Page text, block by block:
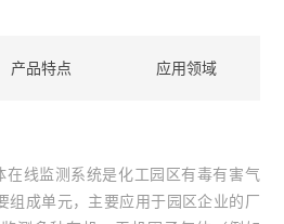
产品特点 应用领域
在线监测系统是化工园区有毒有害气
组成单元，主要应用于园区企业的厂